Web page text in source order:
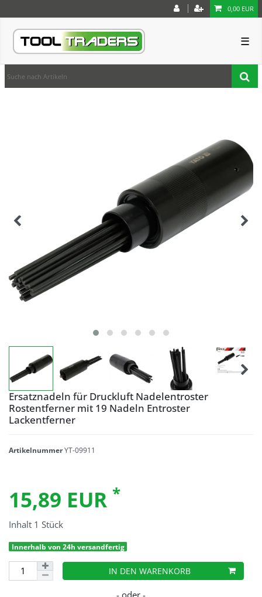
0,00 EUR
☰
Ersatznadeln für Druckluft Nadelentroster
Rostentferner mit 19 Nadeln Entroster
Lackentferner
ArtikelnummerYT-09911
15,89 EUR *
Inhalt 1 Stück
Innerhalb von 24h versandfertig
IN DEN WARENKORB